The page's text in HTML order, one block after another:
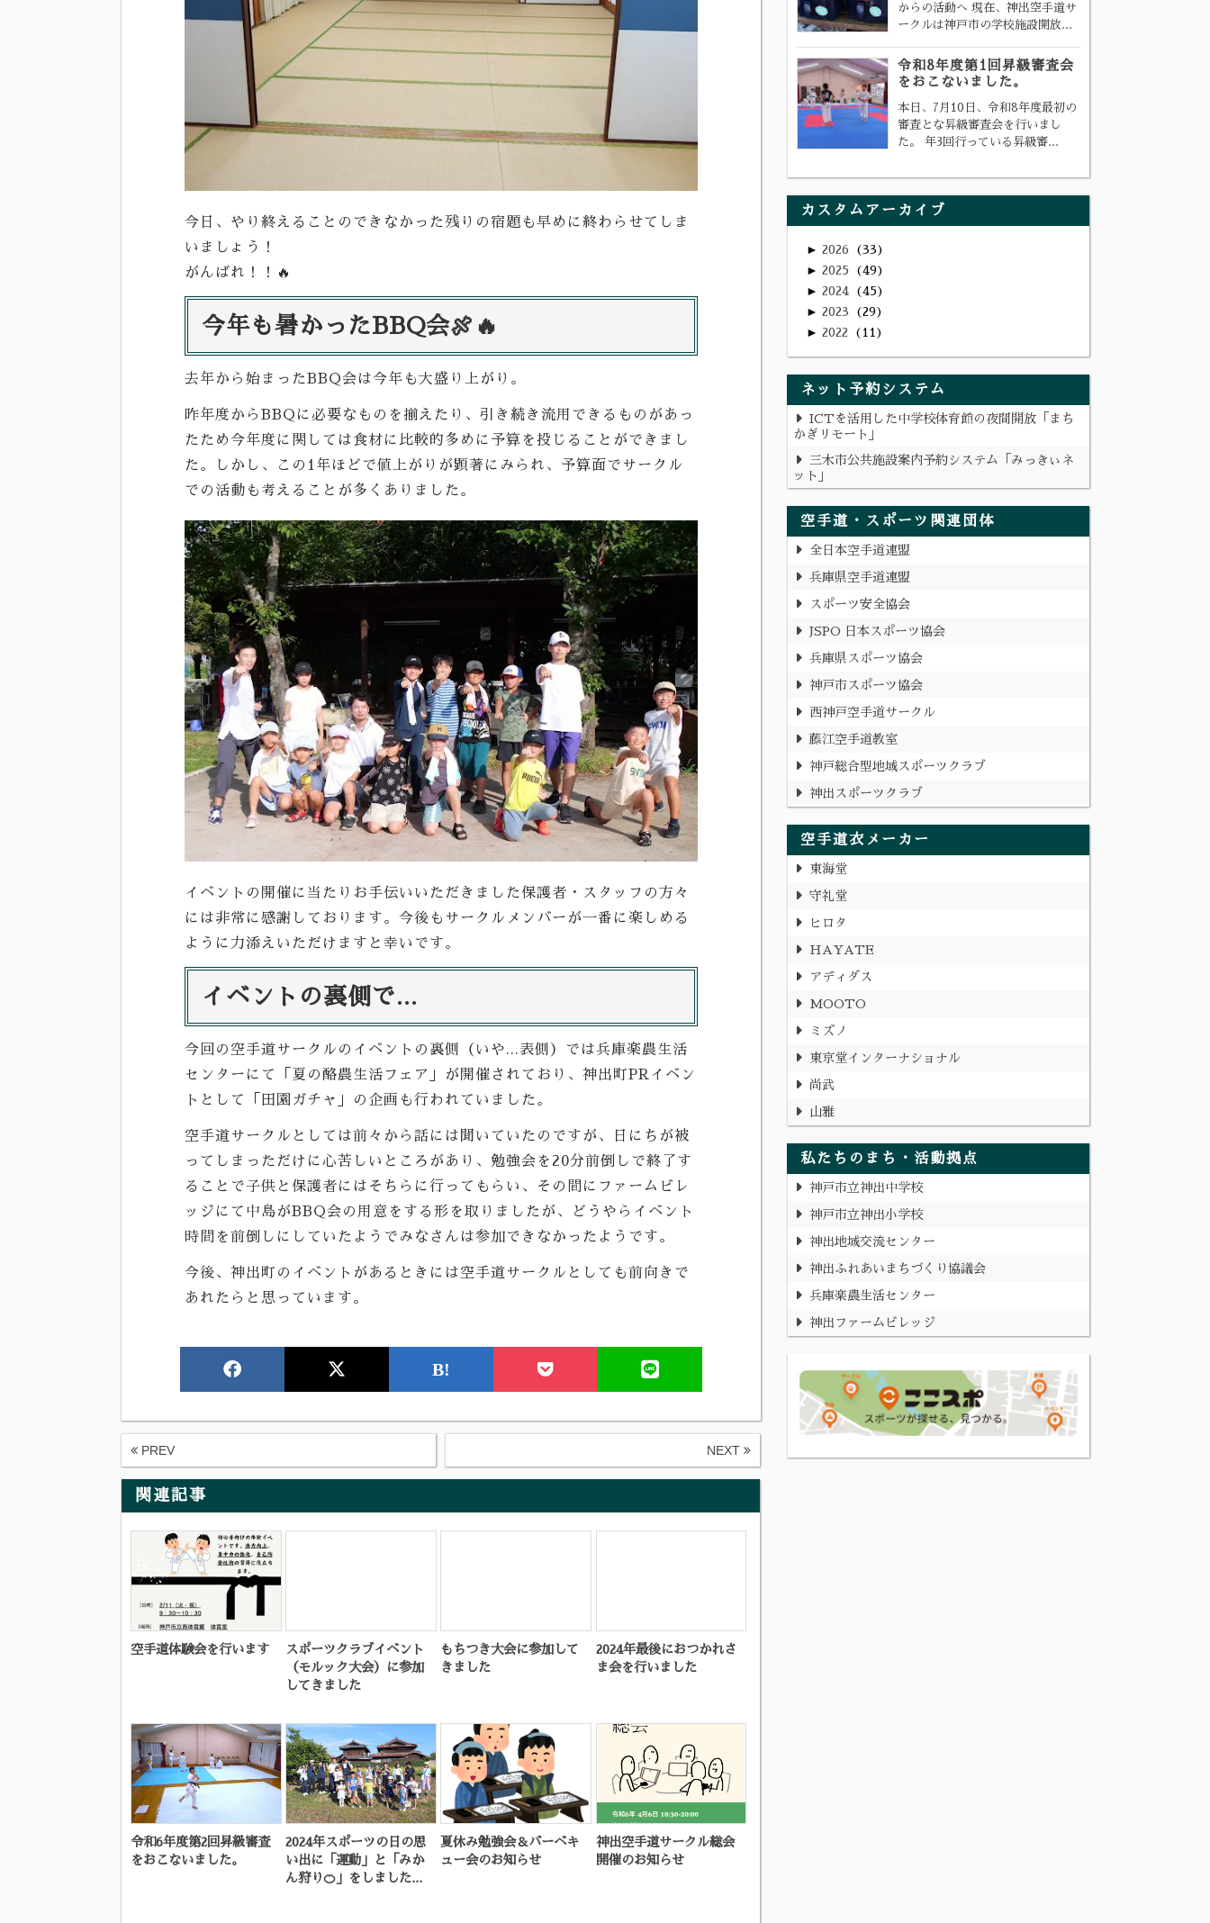
今日、やり終えることのできなかった残りの宿題も早めに終わらせてしま
いましょう！
がんばれ！！🔥
今年も暑かったBBQ会🍖🔥
去年から始まったBBQ会は今年も大盛り上がり。
昨年度からBBQに必要なものを揃えたり、引き続き流用できるものがあっ
たため今年度に関しては食材に比較的多めに予算を投じることができまし
た。しかし、この1年ほどで値上がりが顕著にみられ、予算面でサークル
での活動も考えることが多くありました。
イベントの開催に当たりお手伝いいただきました保護者・スタッフの方々
には非常に感謝しております。今後もサークルメンバーが一番に楽しめる
ように力添えいただけますと幸いです。
イベントの裏側で...
今回の空手道サークルのイベントの裏側（いや...表側）では兵庫楽農生活
センターにて
「夏の酪農生活フェア」が開催されており、神出町PRイベン
トとして「田園ガチャ」の企画も行われていました。
空手道サークルとしては前々から話には聞いていたのですが、日にちが被
ってしまっただけに心苦しいところがあり、勉強会を20分前倒しで終了す
ることで子供と保護者にはそちらに行ってもらい、その間にファームビレ
ッジにて中島がBBQ会の用意をする形を取りましたが、どうやらイベント
時間を前倒しにしていたようでみなさんは参加できなかったようです。
今後、神出町のイベントがあるときには空手道サークルとしても前向きで
あれたらと思っています。
B!
PREV NEXT
関連記事
空手道体験会を行います
スポーツクラブイベント
（モルック大会）に参加
してきました
もちつき大会に参加して
きました
2024年最後におつかれさ
ま会を行いました
令和6年度第2回昇級審査
をおこないました。
2024年スポーツの日の思
い出に「運動」と「みか
ん狩り🍊」をしました...
夏休み勉強会＆バーベキ
ュー会のお知らせ
神出空手道サークル総会
開催のお知らせ
からの活動へ 現在、神出空手道サ
ークルは神戸市の学校施設開放...
令和8年度第1回昇級審査会
をおこないました。
本日、7月10日、令和8年度最初の
審査とな昇級審査会を行いまし
た。 年3回行っている昇級審...
カスタムアーカイブ
► 2026 33
► 2025 49
► 2024 45
► 2023 29
► 2022 11
ネット予約システム
ICTを活用した中学校体育館の夜間開放「まち
かぎリモート」
三木市公共施設案内予約システム「みっきぃネ
ット」
空手道・スポーツ関連団体
全日本空手道連盟
兵庫県空手道連盟
スポーツ安全協会
JSPO 日本スポーツ協会
兵庫県スポーツ協会
神戸市スポーツ協会
西神戸空手道サークル
藤江空手道教室
神戸総合型地域スポーツクラブ
神出スポーツクラブ
空手道衣メーカー
東海堂
守礼堂
ヒロタ
HAYATE
アディダス
MOOTO
ミズノ
東京堂インターナショナル
尚武
山雅
私たちのまち・活動拠点
神戸市立神出中学校
神戸市立神出小学校
神出地域交流センター
神出ふれあいまちづくり協議会
兵庫楽農生活センター
神出ファームビレッジ